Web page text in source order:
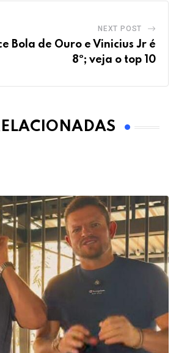
NEXT POST
Bola de Ouro e Vinicius Jr é
8º; veja o top 10